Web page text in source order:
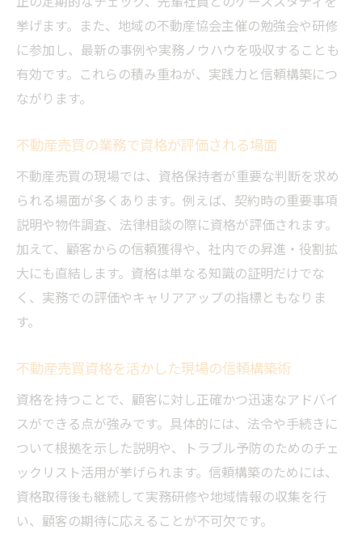
挙げます。また、地域の不動産協会主催の勉強会や研修
に参加し、最新の事例や実務ノウハウを吸収することも
有効です。これらの積み重ねが、実践力と信頼構築につ
ながります。
不動産売買の業務で資格が評価される場面
不動産売買の現場では、資格保持者が重要な判断を求め
られる場面が多くあります。例えば、契約時の重要事項
説明や物件調査、法律相談の際に資格が評価されます。
加えて、顧客からの信頼獲得や、社内での昇進・役割拡
大にも直結します。資格は単なる知識の証明だけでな
く、実務での評価やキャリアアップの指標ともなりま
す。
不動産売買資格を活かした現場の信頼構築術
資格を持つことで、顧客に対し正確かつ迅速なアドバイ
スができる点が強みです。具体的には、法令や手続きに
ついて根拠を示した説明や、トラブル予防のためのチェ
ックリスト活用が挙げられます。信頼構築のためには、
資格取得後も継続して実務研修や地域情報の収集を行
い、顧客の期待に応えることが不可欠です。